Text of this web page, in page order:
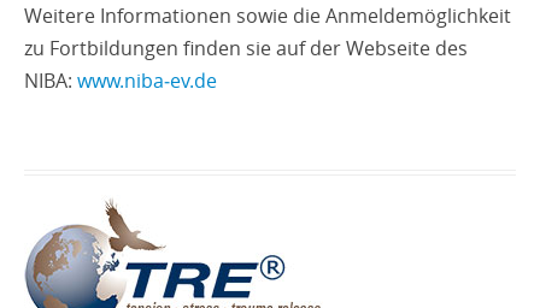
Weitere Informationen sowie die Anmeldemöglichkeit
zu Fortbildungen finden sie auf der Webseite des
NIBA: www.niba‑ev.de